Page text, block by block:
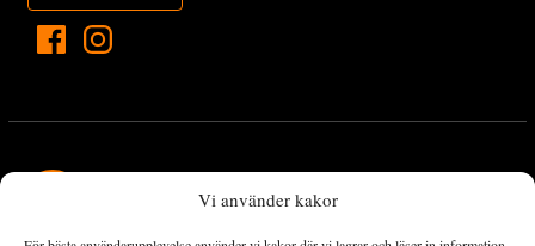
Vi använder kakor